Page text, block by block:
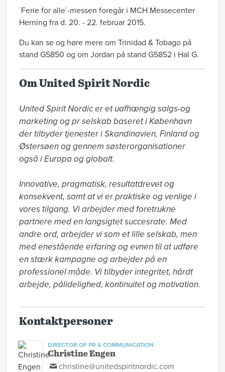
`Ferie for alle´-messen foregår i MCH Messecenter
Herning fra d. 20. - 22. februar 2015.
Du kan se og høre mere om Trinidad & Tobago på
stand G5850 og om Jordan på stand G5852 i Hal G.
Om United Spirit Nordic
United Spirit Nordic er et uafhængig salgs-og
marketing og pr selskab baseret i København
der tilbyder tjenester i Skandinavien, Finland og
Østersøen og gennem søsterorganisationer
også i Europa og globalt.
Innovative, pragmatisk, resultatdrevet og
konsekvent, samt at vi er praktiske og venlige i
vores tilgang. Vi arbejder med foretrukne
partnere med en langsigtet succesrate. Med
andre ord, arbejder vi som et lille selskab, men
med enestående erfaring og evnen til at udføre
en stærk kampagne og arbejder på en
professionel måde. Vi tilbyder integritet, hårdt
arbejde, pålidelighed, kontinuitet og motivation.
Kontaktpersoner
DIRECTOR OF PR & COMMUNICATION
Christine Engen
christine@unitedspiritnordic.com